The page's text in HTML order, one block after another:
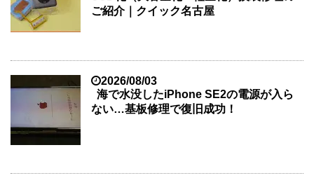
ご紹介｜クイック名古屋
2026/08/03
海で水没したiPhone SE2の電源が入ら
ない…基板修理で復旧成功！